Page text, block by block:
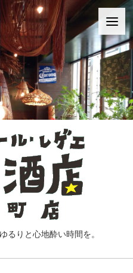
るりと心地酔い時間を。
イボール"
ございます！